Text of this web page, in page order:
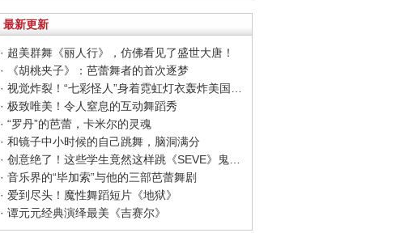
最新更新
· 超美群舞《丽人行》，仿佛看见了盛世大唐！
· 《胡桃夹子》：芭蕾舞者的首次逐梦
· 极致唯美！令人窒息的互动舞蹈秀
· “罗丹”的芭蕾，卡米尔的灵魂
· 和镜子中小时候的自己跳舞，脑洞满分
· 创意绝了！这些学生竟然这样跳《SEVE》鬼步舞
· 音乐界的“毕加索”与他的三部芭蕾舞剧
· 爱到尽头！魔性舞蹈短片《地狱》
· 谭元元经典演绎最美《吉赛尔》